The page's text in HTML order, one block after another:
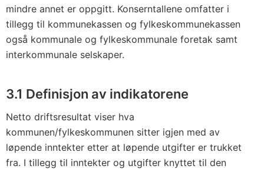
mindre annet er oppgitt. Konserntallene omfatter i
tillegg til kommunekassen og fylkeskommunekassen
også kommunale og fylkeskommunale foretak samt
interkommunale selskaper.
3.1 Definisjon av indikatorene
Netto driftsresultat viser hva
kommunen/fylkeskommunen sitter igjen med av
løpende inntekter etter at løpende utgifter er trukket
fra. I tillegg til inntekter og utgifter knyttet til den